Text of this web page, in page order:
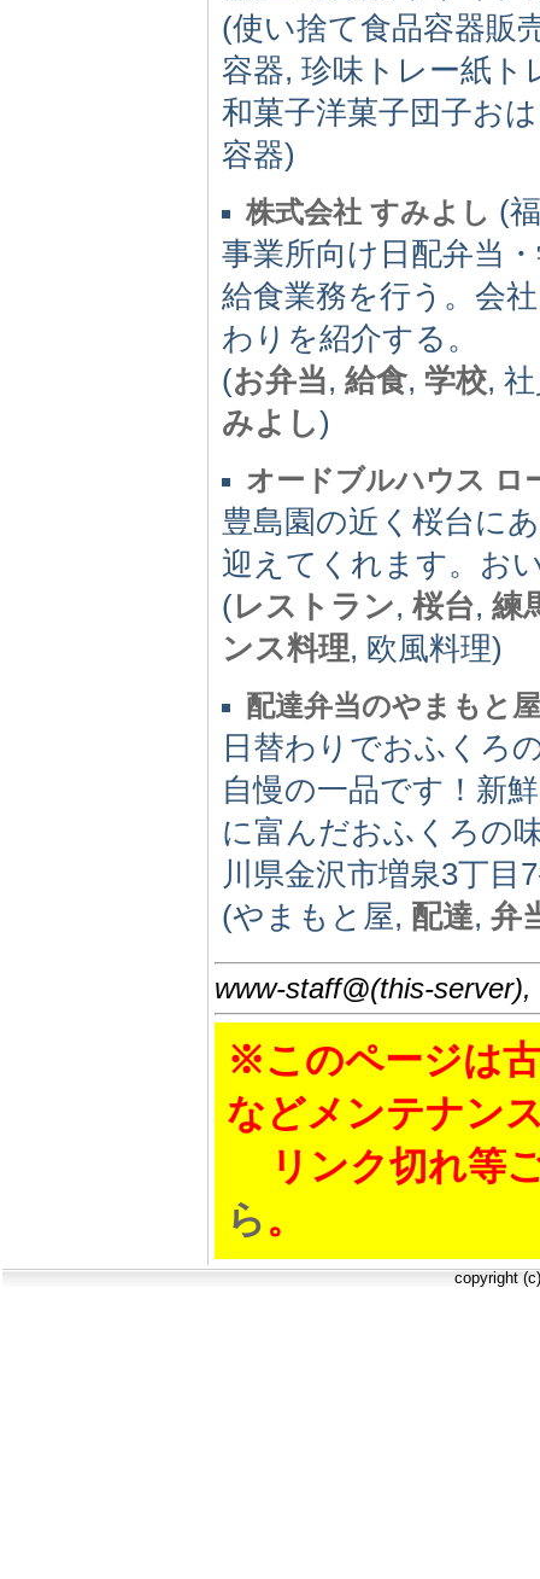
(使い捨て食品容器販
容器, 珍味トレー紙
和菓子洋菓子団子お
容器)
株式会社 すみよし (
事業所向け日配弁当
給食業務を行う。会
わりを紹介する。
(お弁当, 給食, 学校,
みよし)
オードブルハウス ロ
豊島園の近く桜台に
迎えてくれます。お
(レストラン, 桜台, 練
ンス料理, 欧風料理)
配達弁当のやまもと屋
日替わりでおふくろ
自慢の一品です！新
に富んだおふくろの
川県金沢市増泉3丁目
(やまもと屋, 配達, 弁
www-staff@(this-
※このページは
などメンテナン
リンク切れ等
ら。
copyright